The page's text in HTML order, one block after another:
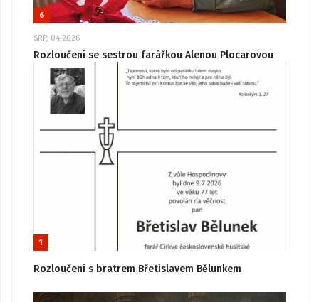
6
SRP, 04 2026
Rozloučení se sestrou farářkou Alenou Plocarovou
1
Rozloučení s bratrem Břetislavem Bělunkem